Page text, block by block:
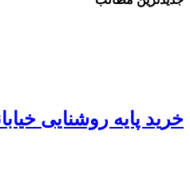
پایه روشنایی